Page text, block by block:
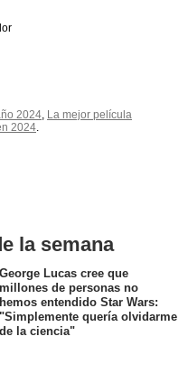
2024, La mejor película
2024.
la semana
George Lucas cree que
millones de personas no
hemos entendido Star Wars:
"Simplemente quería olvidarme
de la ciencia"